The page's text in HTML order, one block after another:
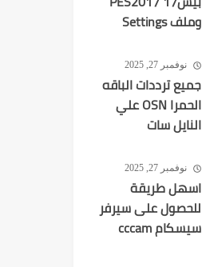
وملف Settings
نوفمبر 27, 2025
جميع ترددات الباقه
الحمرا OSN علي
النايل سات
نوفمبر 27, 2025
اسهل طريقة
للحصول على سيرفر
سيسكام cccam